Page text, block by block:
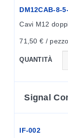
DM12CAB-8-
Cavi M12
71,50 € / pezzo
QUANTITÀ
Signal
IF-002